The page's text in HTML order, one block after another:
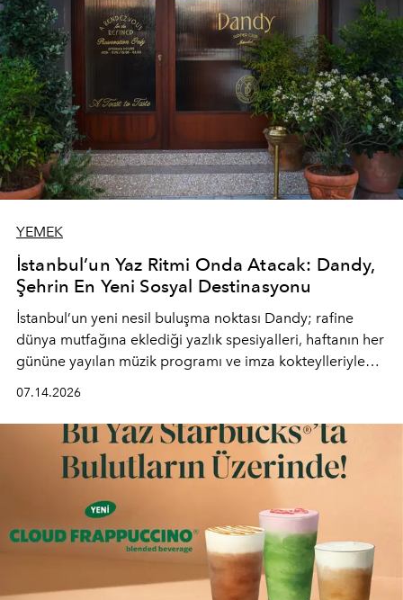
YEMEK
İstanbul’un Yaz Ritmi Onda Atacak: Dandy,
Şehrin En Yeni Sosyal Destinasyonu
İstanbul’un yeni nesil buluşma noktası Dandy; rafine
dünya mutfağına eklediği yazlık spesiyalleri, haftanın her
gününe yayılan müzik programı ve imza kokteylleriyle
lüks" anlayışıyla buluşturan mekan; gurme lezzetleri, iyi
müziği ve açık havadaki özel puro alanını tek bir çatı
altında sunuyor.
07.14.2026